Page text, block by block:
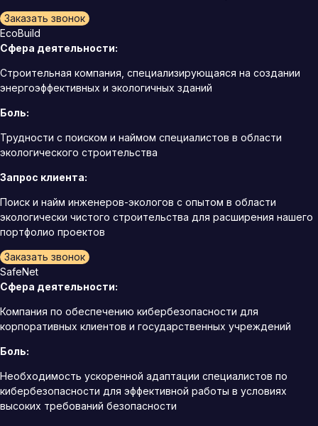
Заказать звонок
EcoBuild
Сфера деятельности:
Строительная компания, специализирующаяся на создании
энергоэффективных и экологичных зданий
Боль:
Трудности с поиском и наймом специалистов в области
экологического строительства
Запрос клиента:
Поиск и найм инженеров-экологов с опытом в области
экологически чистого строительства для расширения нашего
портфолио проектов
Заказать звонок
SafeNet
Сфера деятельности:
Компания по обеспечению кибербезопасности для
корпоративных клиентов и государственных учреждений
Боль:
Необходимость ускоренной адаптации специалистов по
кибербезопасности для эффективной работы в условиях
высоких требований безопасности